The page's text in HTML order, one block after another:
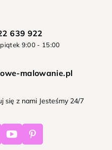
639 922
9:00 - 15:00
malowanie.pl
się z nami Jesteśmy 24/7
Youtube Pinterest